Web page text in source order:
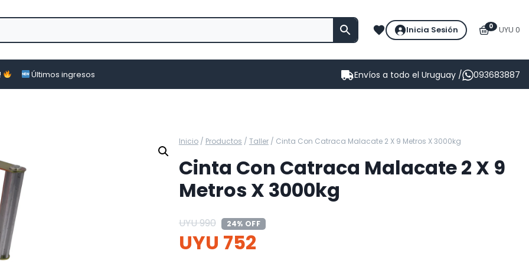
Inicia Sesión 0 UYU 0
Últimos ingresos Envíos a todo el Uruguay / 093683887
Inicio / Productos / Taller / Cinta Con Catraca Malacate 2 X 9 Metros X 3000kg
Cinta Con Catraca Malacate 2 X 9
Metros X 3000kg
UYU990 24% OFF
UYU 752